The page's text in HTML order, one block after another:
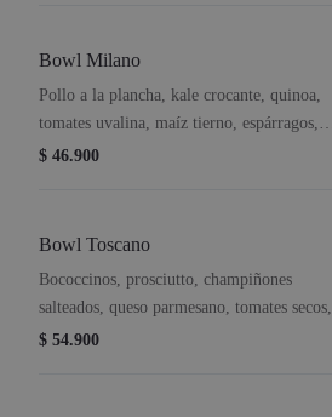
Bowl Milano
Pollo a la plancha, kale crocante, quinoa,
tomates uvalina, maíz tierno, espárragos,
zuchinni, y vinagreta de cilantro.
$ 46.900
Bowl Toscano
Bococcinos, prosciutto, champiñones
salteados, queso parmesano, tomates secos,
pasta penne, aceitunas kalamata, albahaca,
$ 54.900